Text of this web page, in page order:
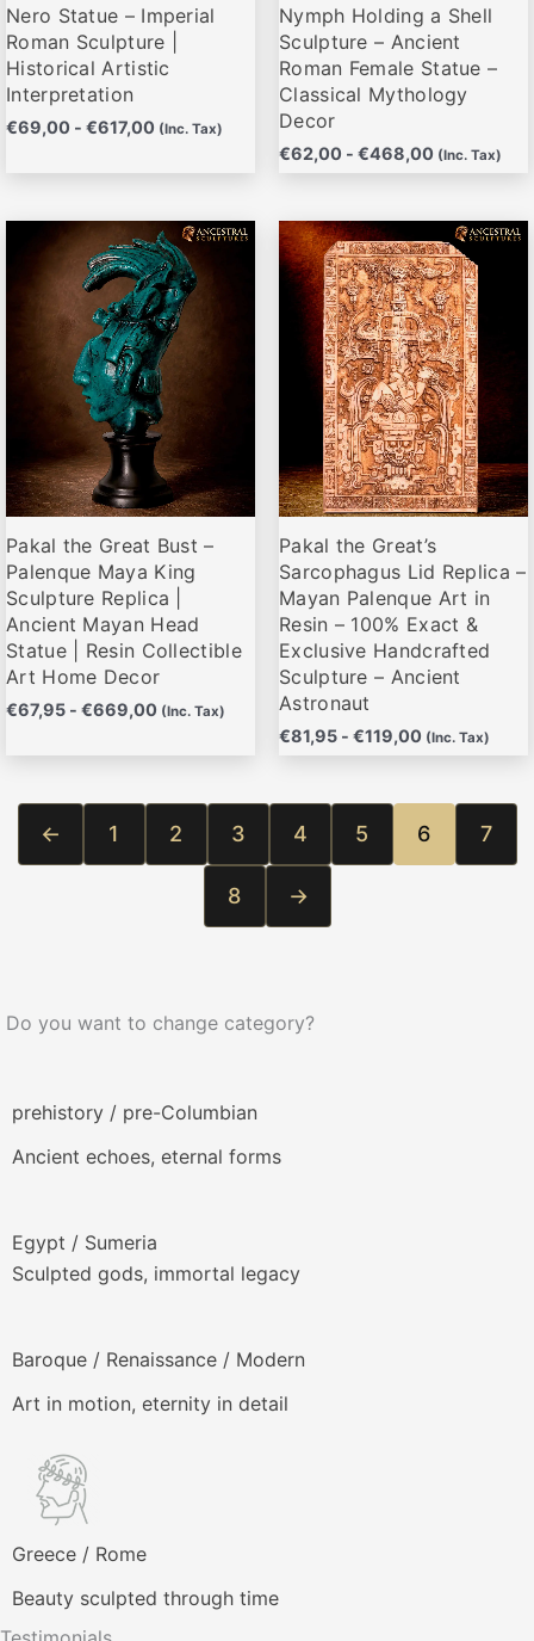
Nero Statue – Imperial
Roman Sculpture |
Historical Artistic
Interpretation
€69,00 - €617,00 (Inc. Tax)
en
la
página
producto
Nymph Holding a Shell
Sculpture – Ancient
Roman Female Statue –
Classical Mythology
Decor
€62,00 - €468,00 (Inc. Tax)
en
la
página
de
producto
Pakal the Great Bust –
Palenque Maya King
Sculpture Replica |
Ancient Mayan Head
Statue | Resin Collectible
Art Home Decor
€67,95 - €669,00
Rango
de
precios:
desde
€67,95
hasta
€669,00
(Inc. Tax)
producto
múltiples
variantes.
opciones
pueden
elegir
en
la
página
de
producto
Pakal the Great’s
Sarcophagus Lid Replica –
Mayan Palenque Art in
Resin – 100% Exact &
Exclusive Handcrafted
Sculpture – Ancient
Astronaut
€81,95 - €119,00
Rango
de
precios:
desde
€81,95
hasta
€119,00
(Inc. Tax)
Este
producto
tiene
múltiples
variantes.
opciones
pueden
elegir
en
la
página
de
producto
← 1 2 3 4 5 6 7
8 →
Do you want to change category?
prehistory / pre-Columbian
Ancient echoes, eternal forms
Egypt / Sumeria
Sculpted gods, immortal legacy
Baroque / Renaissance / Modern
Art in motion, eternity in detail
Greece / Rome
Beauty sculpted through time